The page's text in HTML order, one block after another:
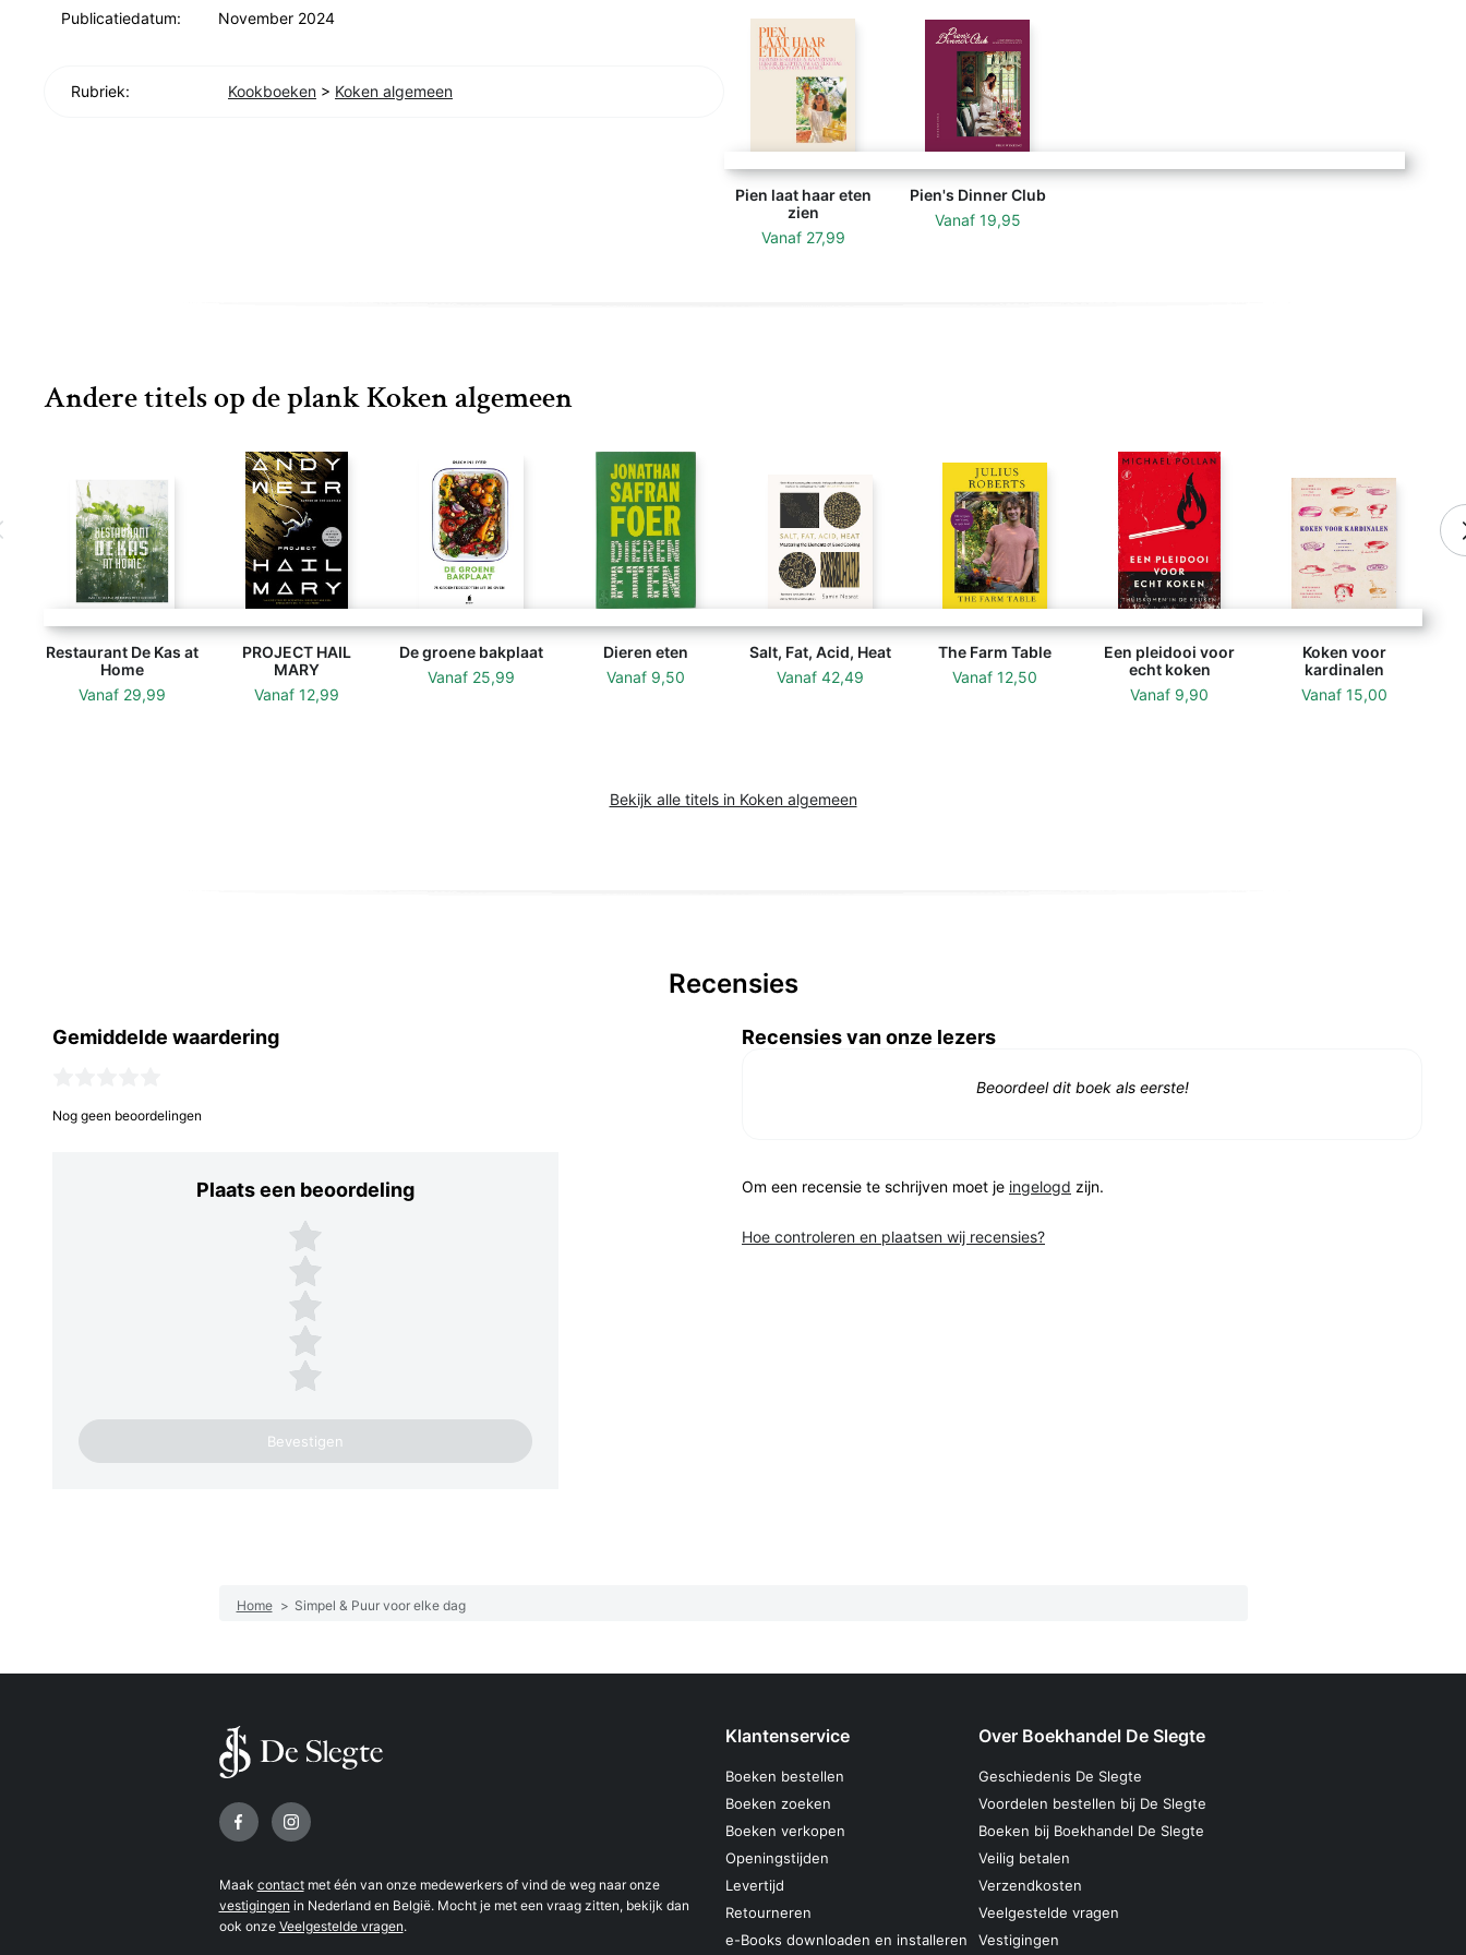
en vaak ook vega(n) te eten én te genieten. In 2023 verscheen haar eerste
Pien laat haar eten
zien
Vanaf 27,99
Pien's Dinner Club
Vanaf 19,95
Publicatiedatum: November 2024
Rubriek: Kookboeken > Koken algemeen
Andere titels op de plank Koken algemeen
Restaurant De Kas at
Home
Vanaf 29,99
PROJECT HAIL
MARY
Vanaf 12,99
De groene bakplaat
Vanaf 25,99
Dieren eten
Vanaf 9,50
Salt, Fat, Acid, Heat
Vanaf 42,49
The Farm Table
Vanaf 12,50
Een pleidooi voor
echt koken
Vanaf 9,90
Koken voor
kardinalen
Vanaf 15,00
Bekijk alle titels in Koken algemeen
Recensies
Gemiddelde waardering
Nog geen beoordelingen
Plaats een beoordeling
Plaats een beoordeling
5 sterren
4 sterren
3 sterren
2 sterren
1 ster
Recensies van onze lezers
Beoordeel dit boek als eerste!
Om een recensie te schrijven moet je ingelogd zijn.
Hoe controleren en plaatsen wij recensies?
Home > Simpel & Puur voor elke dag
Volg ons op
Maak contactmet één van onze medewerkers of vind de weg naar onze
vestigingen in Nederland en België. Mocht je met een vraag zitten, bekijk dan
ook onze Veelgestelde vragen.
Klantenservice
Boeken bestellen
Boeken zoeken
Boeken verkopen
Openingstijden
Levertijd
Retourneren
e-Books downloaden en installeren
Over Boekhandel De Slegte
Geschiedenis De Slegte
Voordelen bestellen bij De Slegte
Boeken bij Boekhandel De Slegte
Veilig betalen
Verzendkosten
Veelgestelde vragen
Vestigingen